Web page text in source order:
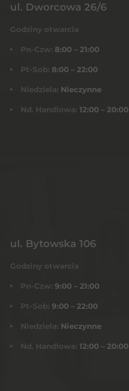
ul. Dworcowa 26/6
Godziny otwarcia
Pn-Czw: 8:00 – 21:00
Pt-Sob: 8:00 – 22:00
Niedziela: Nieczynne
Nd. Handlowa: 12:00 – 20:00
ul. Bytowska 106
Godziny otwarcia
Pn-Czw: 9:00 – 21:00
Pt-Sob: 9:00 – 22:00
Niedziela: Nieczynne
Nd. Handlowa: 12:00 – 20:00